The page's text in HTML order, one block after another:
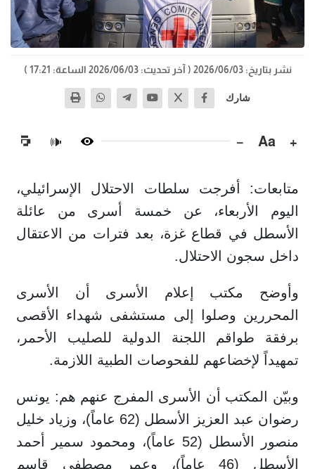
نشر بتاريخ: 2026/06/03 ( آخر تحديث: 2026/06/03 الساعة: 17:21 )
شارك
+
Aa
−
🔊
متابعات: أفرجت سلطات الاحتلال الإسرائيلي،
اليوم الأربعاء، عن خمسة أسرى من عائلة
الأسطل في قطاع غزة، بعد فترات من الاعتقال
داخل سجون الاحتلال.
وأوضح مكتب إعلام الأسرى أن الأسرى
المحررين وصلوا إلى مستشفى شهداء الأقصى
برفقة طواقم اللجنة الدولية للصليب الأحمر،
تمهيداً لإخضاعهم للفحوصات الطبية اللازمة.
وبيّن المكتب أن الأسرى المفرج عنهم هم: يونس
رضوان عبد العزيز الأسطل (62 عاماً)، وزياد خليل
منصور الأسطل (52 عاماً)، ومحمود سمير أحمد
الأسطل (46 عاماً)، وعمر مصطفى قاسم